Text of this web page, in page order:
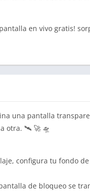
en vivo gratis!
una pantalla
otra. 🛰 🚀 🛸
configura tu fondo
de bloqueo se